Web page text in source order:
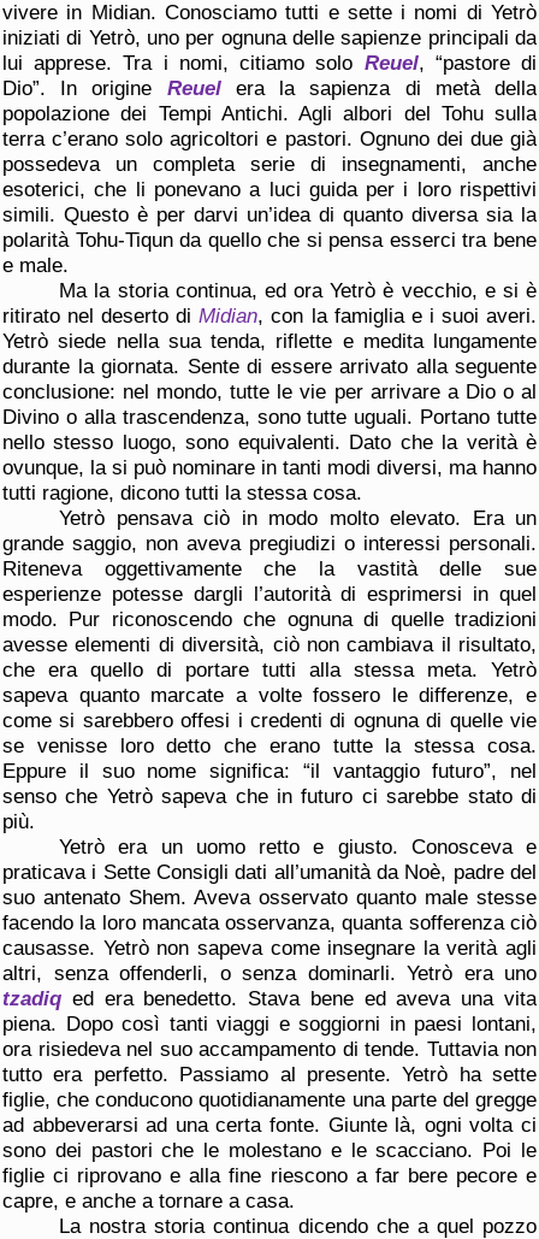
vivere in Midian. Conosciamo tutti e sette i nomi di Yetrò
iniziati di Yetrò, uno per ognuna delle sapienze principali da
lui apprese. Tra i nomi, citiamo solo Reuel, “pastore di
Dio”. In origine Reuel
era la sapienza di metà della
popolazione dei Tempi Antichi. Agli albori del Tohu sulla
terra c’erano solo agricoltori e pastori. Ognuno dei due già
possedeva un completa serie di insegnamenti, anche
esoterici, che li ponevano a luci guida per i loro rispettivi
simili. Questo è per darvi un’idea di quanto diversa sia la
polarità Tohu-Tiqun da quello che si pensa esserci tra bene
e male.
Ma la storia continua, ed ora Yetrò è vecchio, e si è
ritirato nel deserto diMidian, con la famiglia e i suoi averi.
Yetrò siede nella sua tenda, riflette e medita lungamente
durante la giornata. Sente di essere arrivato alla seguente
conclusione: nel mondo, tutte le vie per arrivare a Dio o al
Divino o alla trascendenza, sono tutte uguali. Portano tutte
nello stesso luogo, sono equivalenti. Dato che la verità è
ovunque, la si può nominare in tanti modi diversi, ma hanno
tutti ragione, dicono tutti la stessa cosa.
Yetrò pensava ciò in modo molto elevato. Era un
grande saggio, non aveva pregiudizi o interessi personali.
Riteneva oggettivamente che la vastità delle sue
esperienze potesse dargli l’autorità di esprimersi in quel
modo. Pur riconoscendo che ognuna di quelle tradizioni
avesse elementi di diversità, ciò non cambiava il risultato,
che era quello di portare tutti alla stessa meta. Yetrò
sapeva quanto marcate a volte fossero le differenze, e
come si sarebbero offesi i credenti di ognuna di quelle vie
se venisse loro detto che erano tutte la stessa cosa.
Eppure il suo nome significa: “il vantaggio futuro”, nel
senso che Yetrò sapeva che in futuro ci sarebbe stato di
più.
Yetrò era un uomo retto e giusto. Conosceva e
praticava i Sette Consigli dati all’umanità da Noè, padre del
suo antenato Shem. Aveva osservato quanto male stesse
facendo la loro mancata osservanza, quanta sofferenza ciò
causasse. Yetrò non sapeva come insegnare la verità agli
altri, senza offenderli, o senza dominarli. Yetrò era uno
tzadiq ed era benedetto. Stava bene ed aveva una vita
piena. Dopo così tanti viaggi e soggiorni in paesi lontani,
ora risiedeva nel suo accampamento di tende. Tuttavia non
tutto era perfetto. Passiamo al presente. Yetrò ha sette
figlie, che conducono quotidianamente una parte del gregge
ad abbeverarsi ad una certa fonte. Giunte là, ogni volta ci
sono dei pastori che le molestano e le scacciano. Poi le
figlie ci riprovano e alla fine riescono a far bere pecore e
capre, e anche a tornare a casa.
La nostra storia continua dicendo che a quel pozzo